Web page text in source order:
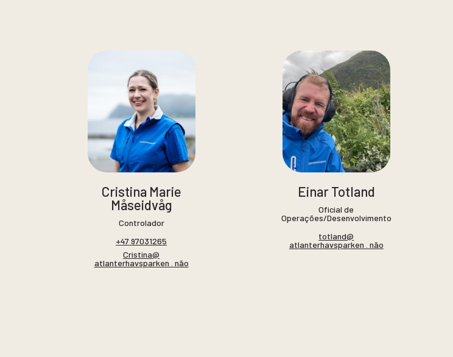
Cristina Marie
Måseidvåg
Controlador
+47 97031265
Cristina@
atlanterhavsparken . não
Einar Totland
Oficial de
Operações/Desenvolvimento
totland@
atlanterhavsparken . não